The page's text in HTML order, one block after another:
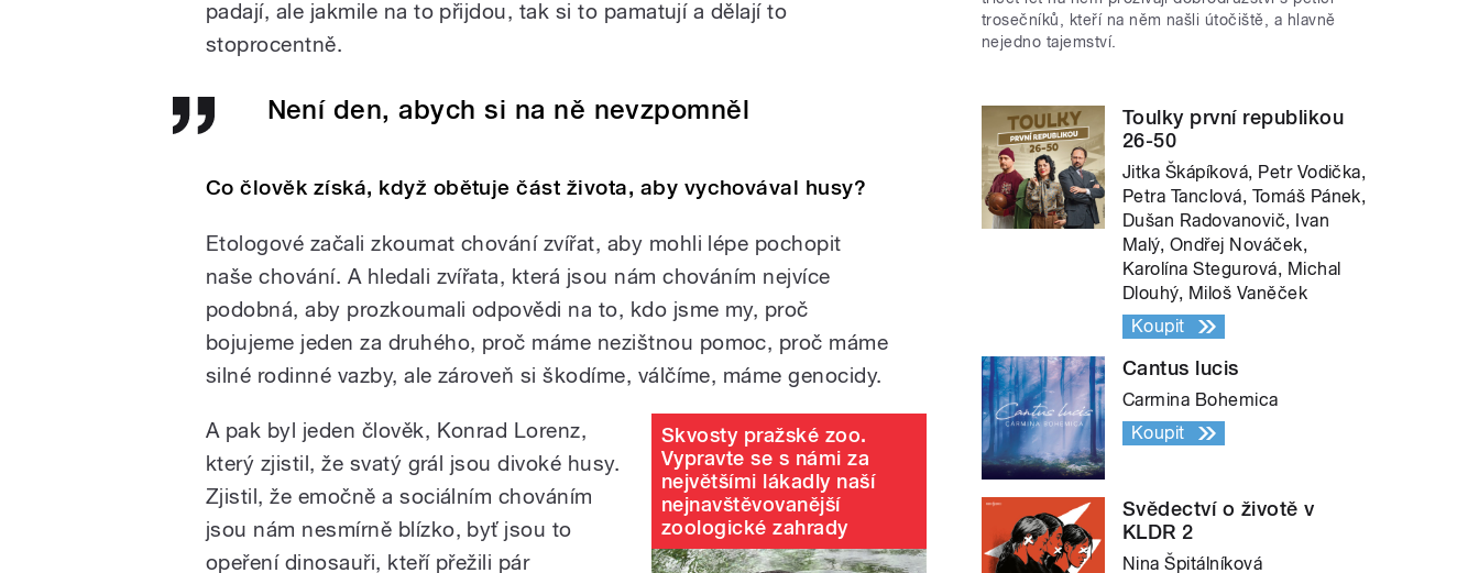
padají, ale jakmile na to přijdou, tak si to pamatují a dělají to
stoprocentně.
Není den, abych si na ně nevzpomněl
Co člověk získá, když obětuje část života, aby vychovával husy?
Etologové začali zkoumat chování zvířat, aby mohli lépe pochopit
naše chování. A hledali zvířata, která jsou nám chováním nejvíce
podobná, aby prozkoumali odpovědi na to, kdo jsme my, proč
bojujeme jeden za druhého, proč máme nezištnou pomoc, proč máme
silné rodinné vazby, ale zároveň si škodíme, válčíme, máme genocidy.
Skvosty pražské zoo.
Vypravte se s námi za
největšími lákadly naší
nejnavštěvovanější
zoologické zahrady
A pak byl jeden člověk, Konrad Lorenz,
který zjistil, že svatý grál jsou divoké husy.
Zjistil, že emočně a sociálním chováním
jsou nám nesmírně blízko, byť jsou to
opeření dinosauři, kteří přežili pár
trosečníků, kteří na něm našli útočiště, a hlavně
nejedno tajemství.
Toulky první republikou
26-50
Jitka Škápíková, Petr Vodička,
Petra Tanclová, Tomáš Pánek,
Dušan Radovanovič, Ivan
Malý, Ondřej Nováček,
Karolína Stegurová, Michal
Dlouhý, Miloš Vaněček
Koupit
Cantus lucis
Carmina Bohemica
Koupit
Svědectví o životě v
KLDR 2
Nina Špitálníková